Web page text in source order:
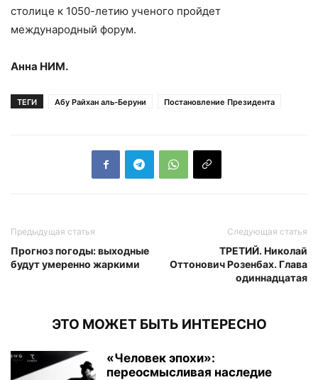
столице к 1050-летию ученого пройдет
международный форум.
Анна НИМ.
ТЕГИ Абу Райхан аль-Беруни Постановление Президента
Предыдущая статья
Прогноз погоды: выходные
будут умеренно жаркими
Следующая статья
ТРЕТИЙ. Николай
Оттонович Розенбах. Глава
одиннадцатая
ЭТО МОЖЕТ БЫТЬ ИНТЕРЕСНО
«Человек эпохи»:
переосмысливая наследие